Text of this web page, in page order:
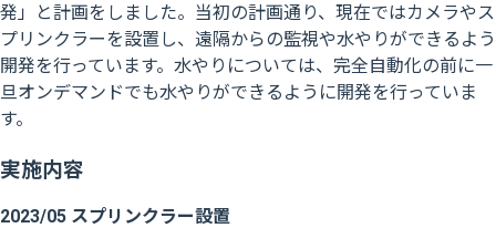
発」と計画をしました。当初の計画通り、現在ではカメラやス
プリンクラーを設置し、遠隔からの監視や水やりができるよう
開発を行っています。水やりについては、完全自動化の前に一
旦オンデマンドでも水やりができるように開発を行っていま
す。
実施内容
2023/05 スプリンクラー設置